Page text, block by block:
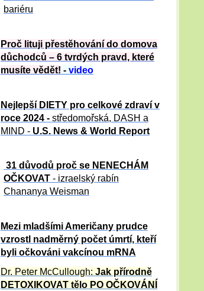
bariéru
Proč lituji přestěhování do domova
důchodců – 6 tvrdých pravd, které
musíte vědět! - video
Nejlepší DIETY pro celkové zdraví v
roce 2024 - středomořská, DASH a
MIND - U.S. News & World Report
31 důvod ů proč se NENECHÁM
OČKOVAT - izraelský rabín
Chananya Weisman
Mezi mladšími Američany prudce
vzrostl nadměrný počet úmrtí, kteří
byli očkováni vakcínou mRNA
Dr. Peter McCullough: Jak přírodně
DETOXIKOVAT tělo PO OČKOVÁNÍ